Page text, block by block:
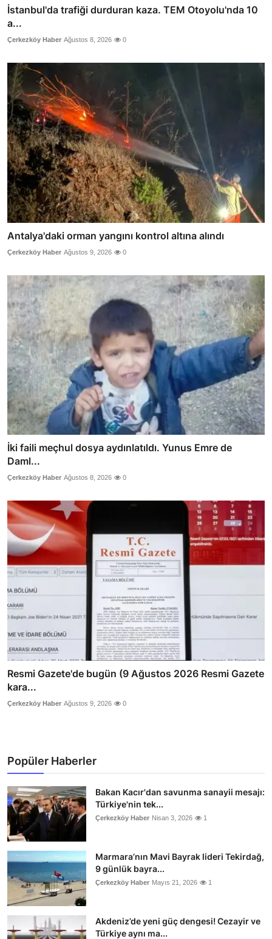
İstanbul'da trafiği durduran kaza. TEM Otoyolu'nda 10
a...
Çerkezköy Haber Ağustos 8, 2026 0
Antalya'daki orman yangını kontrol altına alındı
Çerkezköy Haber Ağustos 9, 2026 0
İki faili meçhul dosya aydınlatıldı. Yunus Emre de
Daml...
Çerkezköy Haber Ağustos 8, 2026 0
Resmi Gazete'de bugün (9 Ağustos 2026 Resmi Gazete
kara...
Çerkezköy Haber Ağustos 9, 2026 0
Popüler Haberler
Bakan Kacır'dan savunma sanayii mesajı:
Türkiye'nin tek...
Çerkezköy Haber Nisan 3, 2026 1
Marmara’nın Mavi Bayrak lideri Tekirdağ,
9 günlük bayra...
Çerkezköy Haber Mayıs 21, 2026 1
Akdeniz’de yeni güç dengesi! Cezayir ve
Türkiye aynı ma...